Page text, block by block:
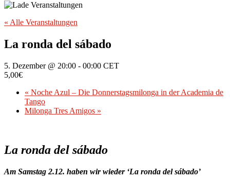
« Alle Veranstaltungen
La ronda del sábado
5. Dezember @ 20:00 - 00:00 CET
5,00€
« Noche Azul – Die Donnerstagsmilonga in der Academia de
Tango
Milonga Tres Amigos »
La ronda del sábado
Am Samstag 2.12. haben wir wieder ‘La ronda del sábado’